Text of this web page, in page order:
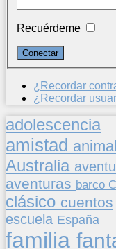
Recuérdeme
¿Recordar
¿Recordar
adolescencia
amistad
Australia
aventuras barco
clásico cuentos
escuela España
familia